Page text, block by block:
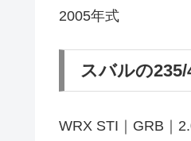
2005年式
スバルの
WRX STI｜GRB｜